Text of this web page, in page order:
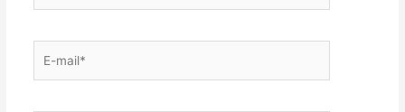
mail*